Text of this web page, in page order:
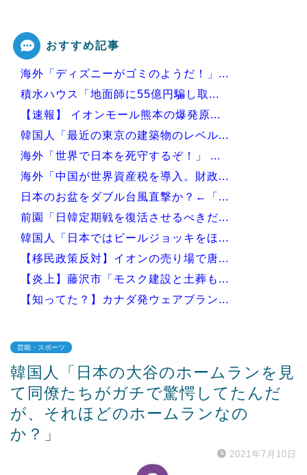
Powered by livedoor 相互RSS
おすすめ記事
海外「ディズニーがゴミのようだ！」...
積水ハウス「地面師に55億円騙し取...
【速報】 イオンモール熊本の爆発原...
韓国人「最近の東京の建築物のレベル...
海外「世界で日本を死守するぞ！」 ...
海外「中国が世界資産税を導入。財政...
日本のお盆をダブル台風直撃か？←「...
前園「日韓定期戦を復活させるべきだ...
韓国人「日本ではビールジョッキをほ...
【移民政策反対】イオンの売り場で唐...
【炎上】藤沢市「モスク建設と土葬も...
【知ってた？】カナダ発ウェアブラン...
Powered by livedoor 相互RSS
芸能・スポーツ
韓国人「日本の大谷のホームランを見
て同僚たちがガチで驚愕してたんだ
が、それほどのホームランなの
か？」
2021年7月10日